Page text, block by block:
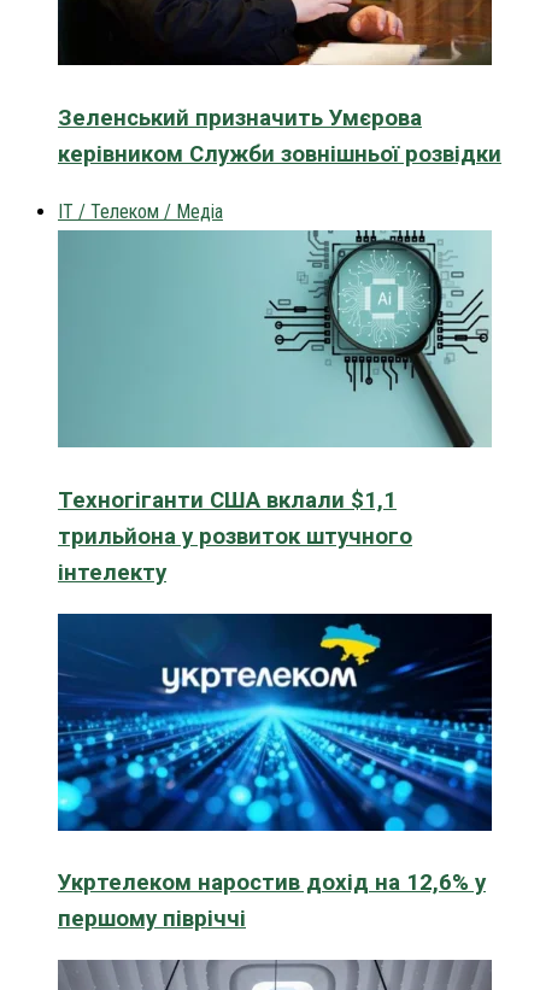
Зеленський призначить Умєрова
керівником Служби зовнішньої розвідки
IT / Телеком / Медіа
Техногіганти США вклали $1,1
трильйона у розвиток штучного
інтелекту
Укртелеком наростив дохід на 12,6% у
першому півріччі